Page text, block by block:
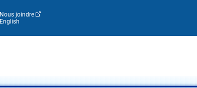
Nous joindre
English